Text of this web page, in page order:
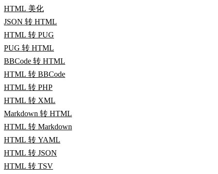
HTML 美化
JSON 转 HTML
HTML 转 PUG
PUG 转 HTML
BBCode 转 HTML
HTML 转 BBCode
HTML 转 PHP
HTML 转 XML
Markdown 转 HTML
HTML 转 Markdown
HTML 转 YAML
HTML 转 JSON
HTML 转 TSV